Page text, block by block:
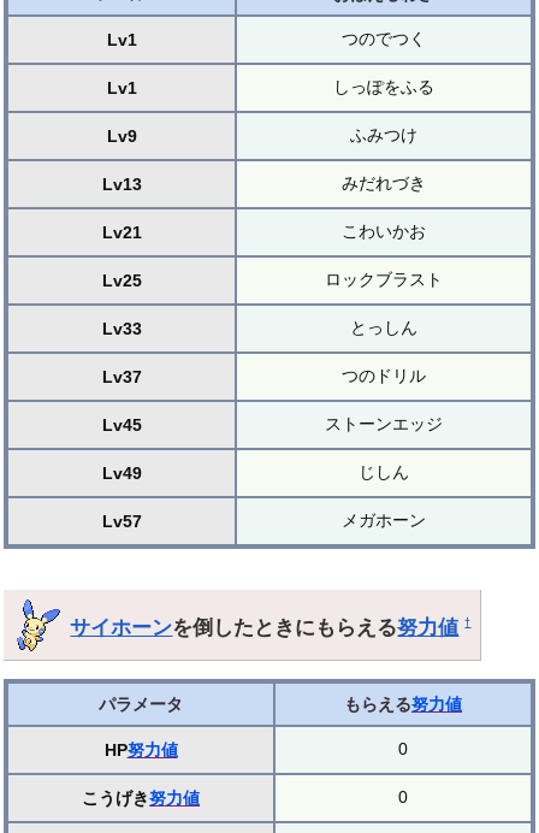
Lv1 つのでつく
Lv1 しっぽをふる
Lv9 ふみつけ
Lv13 みだれづき
Lv21 こわいかお
Lv25 ロックブラスト
Lv33 とっしん
Lv37 つのドリル
Lv45 ストーンエッジ
Lv49 じしん
Lv57 メガホーン
サイホーンを倒したときにもらえる努力値 †
パラメータ もらえる努力値
HP努力値 0
こうげき努力値 0